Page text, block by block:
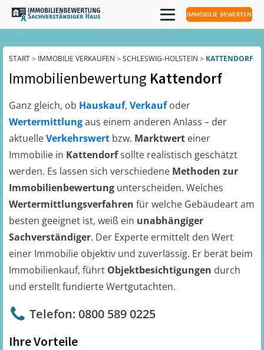
IMMOBILIE BEWERTEN
START> IMMOBILIE VERKAUFEN > SCHLESWIG-HOLSTEIN > KATTENDORF
Immobilienbewertung Kattendorf
Ganz gleich, ob Hauskauf, Verkaufoder
Wertermittlungaus einem anderen Anlass – der
aktuelleVerkehrswert bzw. Marktwert einer
Immobilie in Kattendorfsollte realistisch geschätzt
werden. Es lassen sich verschiedene Methoden zur
Immobilienbewertung unterscheiden. Welches
Wertermittlungsverfahren für welche Gebäudeart am
besten geeignet ist, weiß ein unabhängiger
Sachverständiger. Der Experte ermittelt den Wert
einer Immobilie objektiv und zuverlässig. Er berät beim
Immobilienkauf, führt Objektbesichtigungen durch
und erstellt fundierte Wertgutachten.
Telefon: 0800 589 0225
Ihre Vorteile